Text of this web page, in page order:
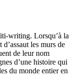
writing. Lorsqu’à la
les murs de
de leur nom
d’une histoire qui
du monde entier en